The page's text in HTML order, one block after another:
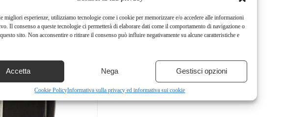
migliori esperienze, utilizziamo tecnologie come i cookie per memorizzare e/o accedere alle informazioni
Il consenso a queste tecnologie ci permetterà di elaborare dati come il comportamento di navigazione o
sito. Non acconsentire o ritirare il consenso può influire negativamente su alcune caratteristiche e
Accetta Nega Gestisci opzioni
Cookie PolicyInformativa sulla privacy ed informativa sui cookie